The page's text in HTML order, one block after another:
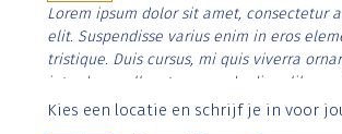
Lorem ipsum dolor sit amet, consectetur
elit. Suspendisse varius enim in eros
tristique. Duis cursus, mi quis viverra
interdum nulla, ut commodo diam libero
Aenean faucibus nibh et justo cursus id
Kies een locatie en schrijf je in voor